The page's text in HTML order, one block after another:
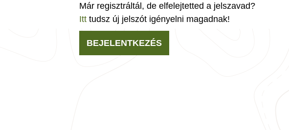
Már regisztráltál, de elfelejtetted a jelszavad?
Itt tudsz új jelszót igényelni magadnak!
BEJELENTKEZÉS